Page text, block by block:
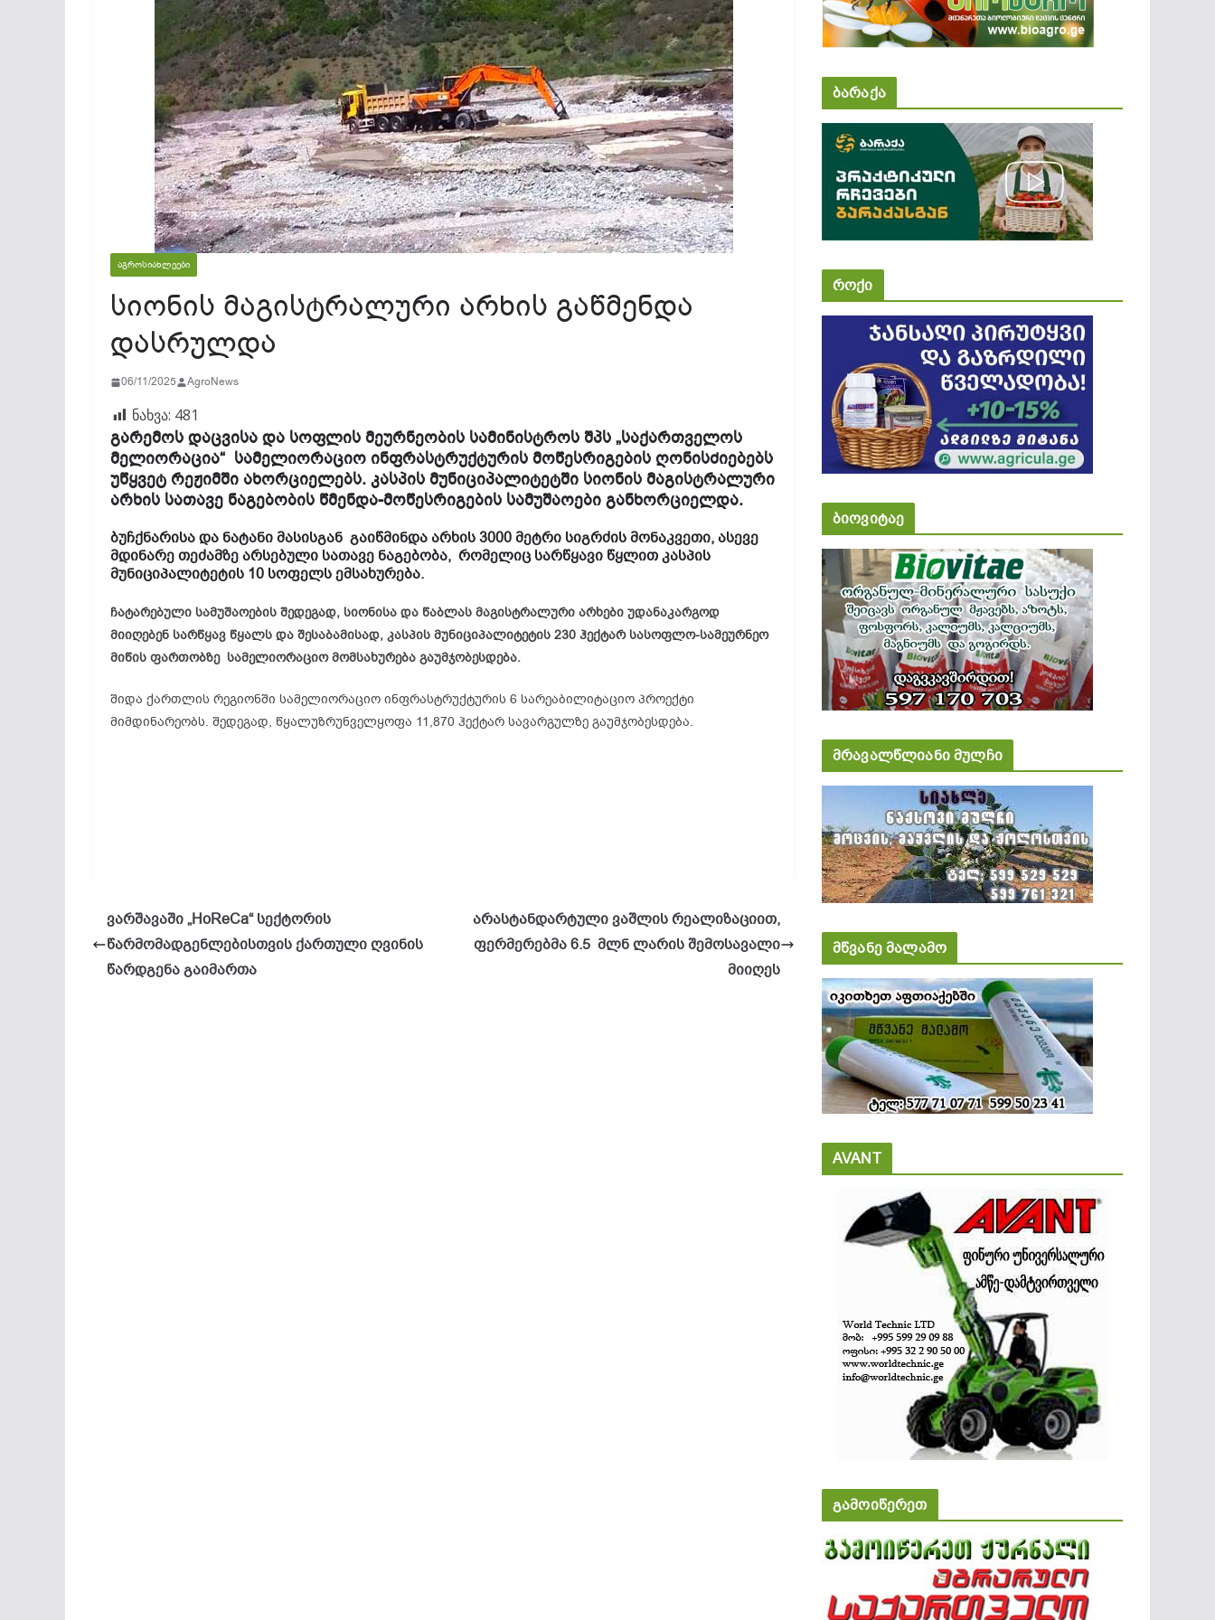
ᲐᲒᲠᲝᲡᲘᲐᲮᲚᲔᲔᲑᲘ
სიონის მაგისტრალური არხის გაწმენდა
დასრულდა
06/11/2025 AgroNews
ნახვა: 481
გარემოს დაცვისა და სოფლის მეურნეობის სამინისტროს შპს „საქართველოს
მელიორაცია“ სამელიორაციო ინფრასტრუქტურის მოწესრიგების ღონისძიებებს
უწყვეტ რეჟიმში ახორციელებს. კასპის მუნიციპალიტეტში სიონის მაგისტრალური
არხის სათავე ნაგებობის წმენდა-მოწესრიგების სამუშაოები განხორციელდა.
ბუჩქნარისა და ნატანი მასისგან გაიწმინდა არხის 3000 მეტრი სიგრძის მონაკვეთი, ასევე
მდინარე თეძამზე არსებული სათავე ნაგებობა, რომელიც სარწყავი წყლით კასპის
მუნიციპალიტეტის 10 სოფელს ემსახურება.
ჩატარებული სამუშაოების შედეგად, სიონისა და წაბლას მაგისტრალური არხები უდანაკარგოდ
მიიღებენ სარწყავ წყალს და შესაბამისად, კასპის მუნიციპალიტეტის 230 ჰექტარ სასოფლო-სამეურნეო
მიწის ფართობზე სამელიორაციო მომსახურება გაუმჯობესდება.
შიდა ქართლის რეგიონში სამელიორაციო ინფრასტრუქტურის 6 სარეაბილიტაციო პროექტი
მიმდინარეობს. შედეგად, წყალუზრუნველყოფა 11,870 ჰექტარ სავარგულზე გაუმჯობესდება.
ვარშავაში „HoReCa“ სექტორის
წარმომადგენლებისთვის ქართული ღვინის
წარდგენა გაიმართა
არასტანდარტული ვაშლის რეალიზაციით,
ფერმერებმა 6.5 მლნ ლარის შემოსავალი
მიიღეს
ბარაქა
როქი
ბიოვიტაე
მრავალწლიანი მულჩი
მწვანე მალამო
AVANT
გამოიწერეთ